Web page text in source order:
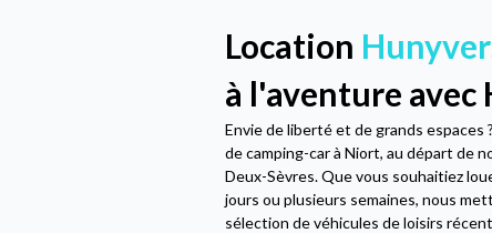
Location
à l'aventure avec
Envie de liberté et de grands espaces
de camping-car à Niort, au départ de
Deux-Sèvres. Que vous souhaitiez
jours ou plusieurs semaines, nous
sélection de véhicules de loisirs